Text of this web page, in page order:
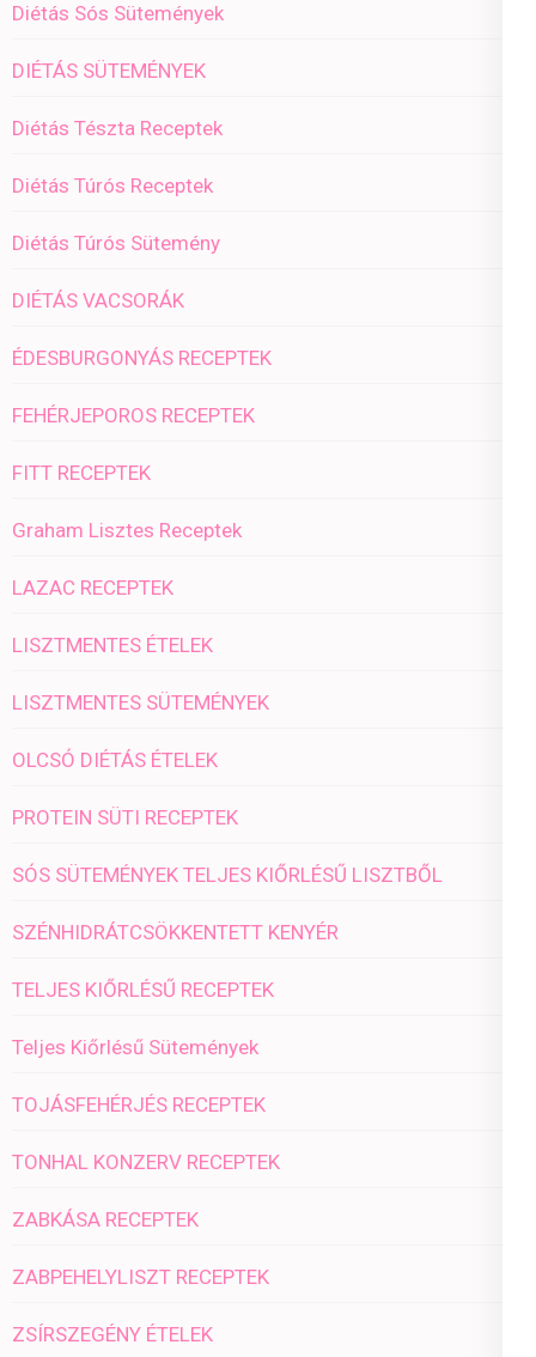
Diétás Sós Sütemények
DIÉTÁS SÜTEMÉNYEK
Diétás Tészta Receptek
Diétás Túrós Receptek
Diétás Túrós Sütemény
DIÉTÁS VACSORÁK
ÉDESBURGONYÁS RECEPTEK
FEHÉRJEPOROS RECEPTEK
FITT RECEPTEK
Graham Lisztes Receptek
LAZAC RECEPTEK
LISZTMENTES ÉTELEK
LISZTMENTES SÜTEMÉNYEK
OLCSÓ DIÉTÁS ÉTELEK
PROTEIN SÜTI RECEPTEK
SÓS SÜTEMÉNYEK TELJES KIŐRLÉSŰ LISZTBŐL
SZÉNHIDRÁTCSÖKKENTETT KENYÉR
TELJES KIŐRLÉSŰ RECEPTEK
Teljes Kiőrlésű Sütemények
TOJÁSFEHÉRJÉS RECEPTEK
TONHAL KONZERV RECEPTEK
ZABKÁSA RECEPTEK
ZABPEHELYLISZT RECEPTEK
ZSÍRSZEGÉNY ÉTELEK